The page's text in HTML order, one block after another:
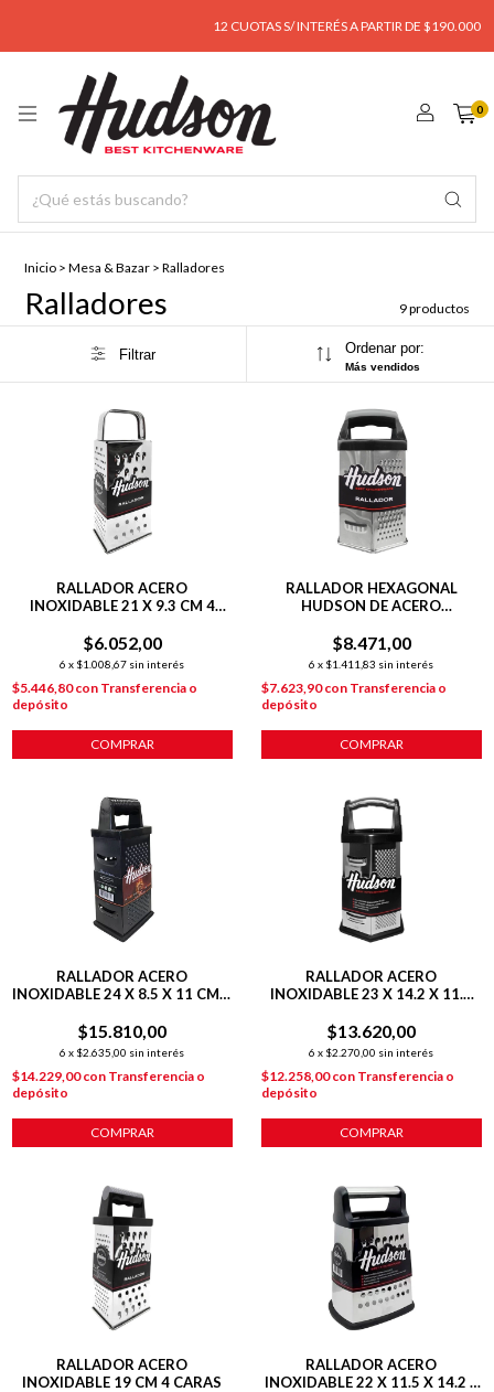
12 CUOTAS S/ INTERÉS A PARTIR DE $190.000
0
Inicio > Mesa & Bazar > Ralladores
Ralladores 9 productos
Filtrar Ordenar por:
Más vendidos
RALLADOR ACERO
INOXIDABLE 21 X 9.3 CM 4
$6.052,00
6 x $1.008,67 sin interés
$5.446,80con Transferencia o
depósito
COMPRAR
RALLADOR HEXAGONAL
HUDSON DE ACERO
$8.471,00
6 x $1.411,83 sin interés
$7.623,90con Transferencia o
depósito
COMPRAR
RALLADOR ACERO
INOXIDABLE 24 X 8.5 X 11 CM 4
$15.810,00
6 x $2.635,00 sin interés
$14.229,00con Transferencia o
depósito
COMPRAR
RALLADOR ACERO
INOXIDABLE 23 X 14.2 X 11.8
$13.620,00
6 x $2.270,00 sin interés
$12.258,00con Transferencia o
depósito
COMPRAR
RALLADOR ACERO
INOXIDABLE 19 CM 4 CARAS
RALLADOR ACERO
INOXIDABLE 22 X 11.5 X 14.2 4